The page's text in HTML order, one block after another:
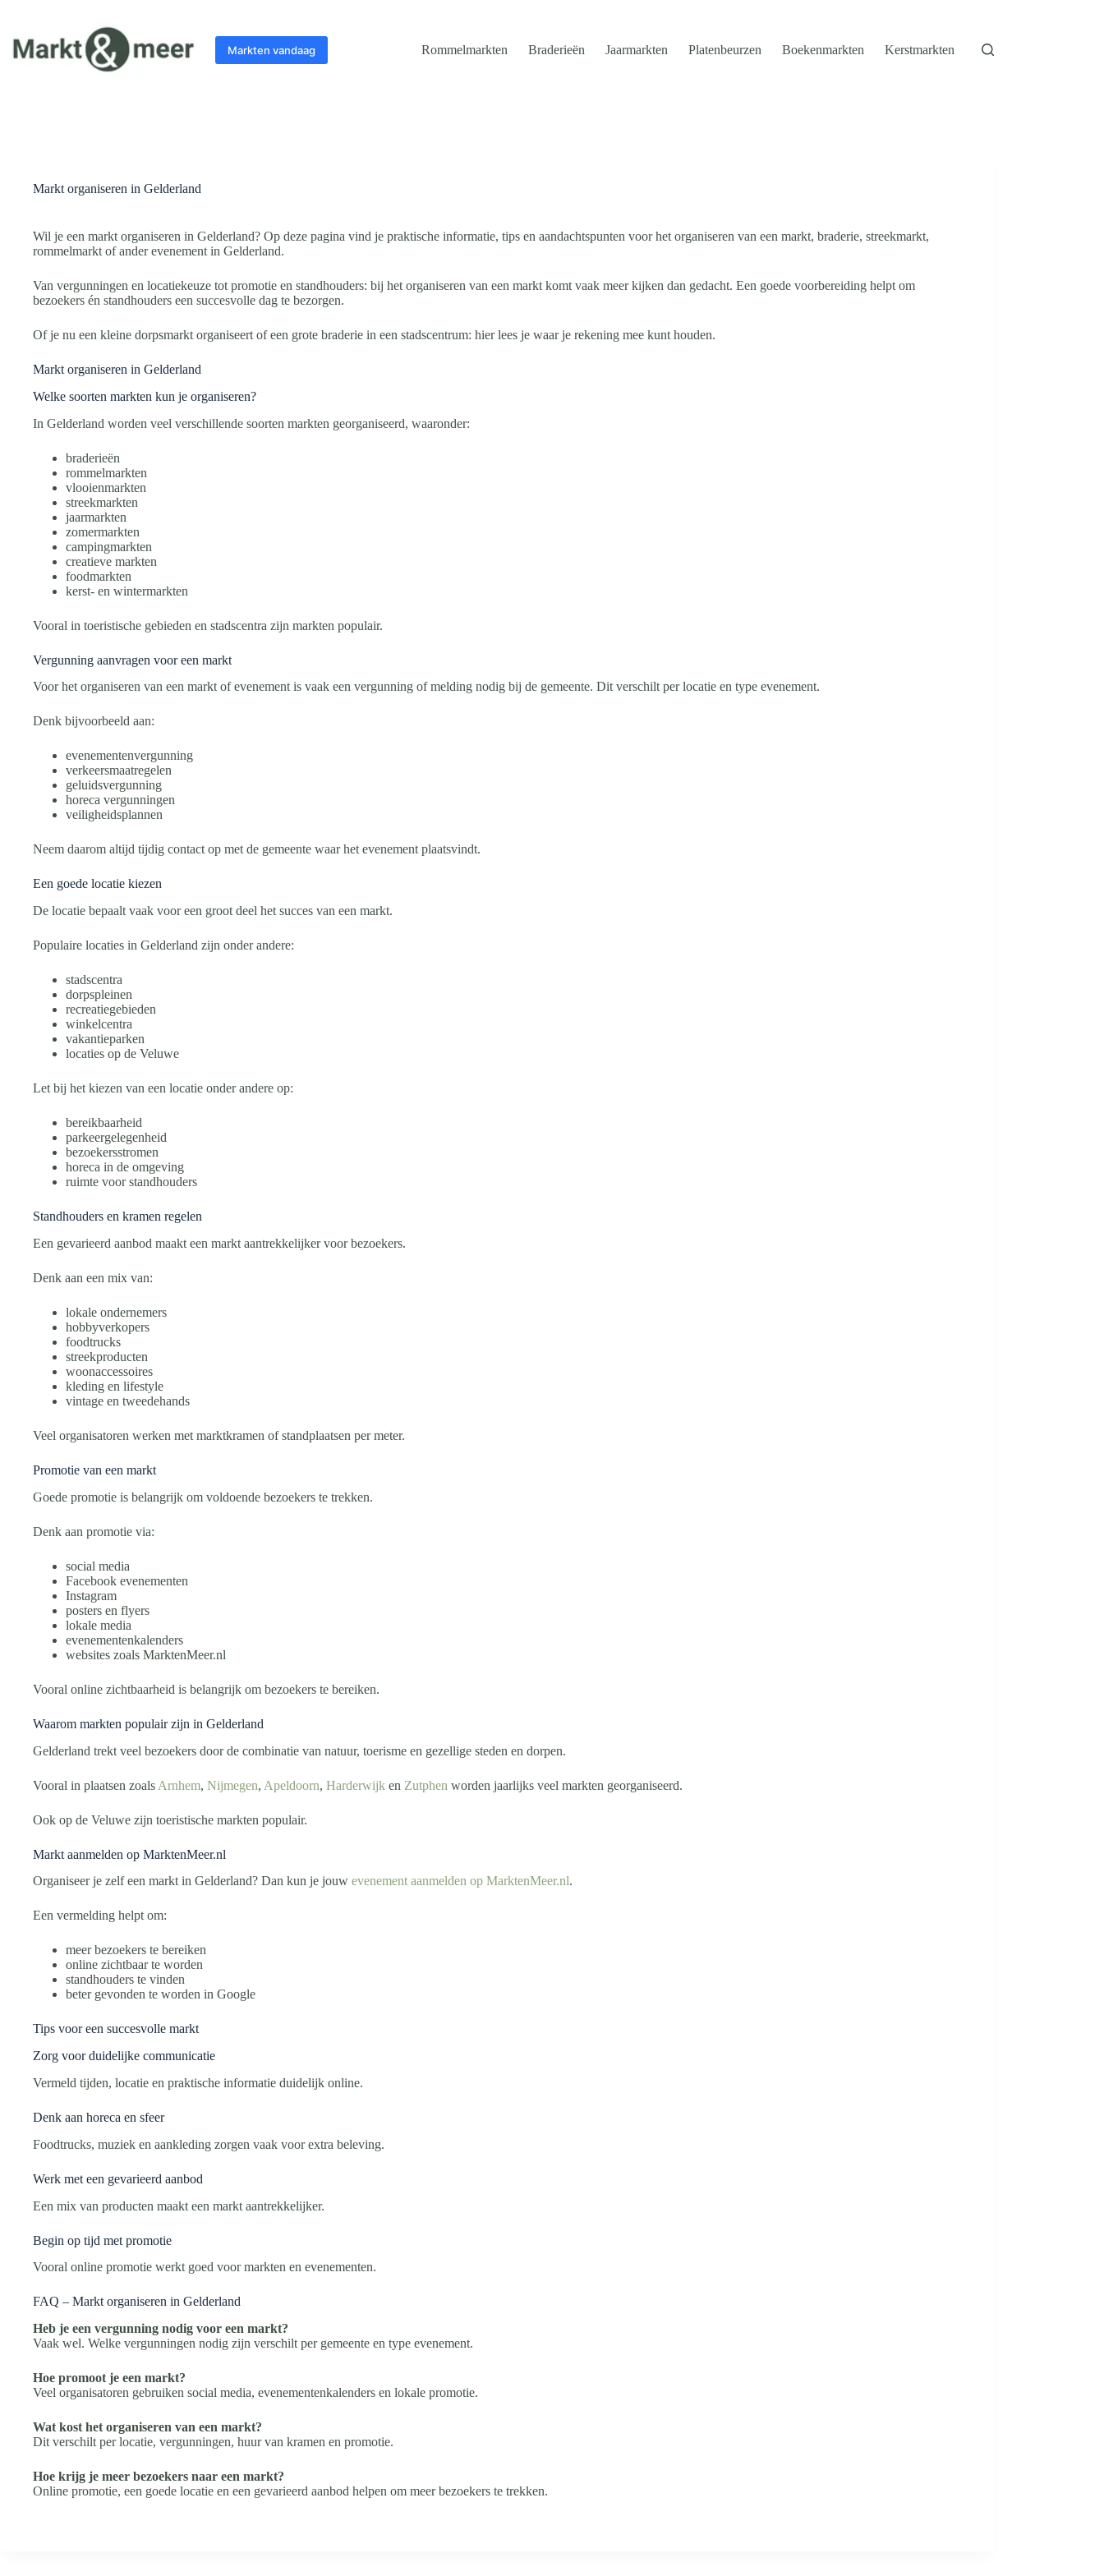
inhoud
Markten vandaag Rommelmarkten Braderieën Jaarmarkten Platenbeurzen Boekenmarkten Kerstmarkten
Markt organiseren in Gelderland
Wil je een markt organiseren in Gelderland? Op deze pagina vind je praktische informatie, tips en aandachtspunten voor het organiseren van een markt, braderie, streekmarkt,
rommelmarkt of ander evenement in Gelderland.
Van vergunningen en locatiekeuze tot promotie en standhouders: bij het organiseren van een markt komt vaak meer kijken dan gedacht. Een goede voorbereiding helpt om
bezoekers én standhouders een succesvolle dag te bezorgen.
Of je nu een kleine dorpsmarkt organiseert of een grote braderie in een stadscentrum: hier lees je waar je rekening mee kunt houden.
Markt organiseren in Gelderland
Welke soorten markten kun je organiseren?
In Gelderland worden veel verschillende soorten markten georganiseerd, waaronder:
braderieën
rommelmarkten
vlooienmarkten
streekmarkten
jaarmarkten
zomermarkten
campingmarkten
creatieve markten
foodmarkten
kerst- en wintermarkten
Vooral in toeristische gebieden en stadscentra zijn markten populair.
Vergunning aanvragen voor een markt
Voor het organiseren van een markt of evenement is vaak een vergunning of melding nodig bij de gemeente. Dit verschilt per locatie en type evenement.
Denk bijvoorbeeld aan:
evenementenvergunning
verkeersmaatregelen
geluidsvergunning
horeca vergunningen
veiligheidsplannen
Neem daarom altijd tijdig contact op met de gemeente waar het evenement plaatsvindt.
Een goede locatie kiezen
De locatie bepaalt vaak voor een groot deel het succes van een markt.
Populaire locaties in Gelderland zijn onder andere:
stadscentra
dorpspleinen
recreatiegebieden
winkelcentra
vakantieparken
locaties op de Veluwe
Let bij het kiezen van een locatie onder andere op:
bereikbaarheid
parkeergelegenheid
bezoekersstromen
horeca in de omgeving
ruimte voor standhouders
Standhouders en kramen regelen
Een gevarieerd aanbod maakt een markt aantrekkelijker voor bezoekers.
Denk aan een mix van:
lokale ondernemers
hobbyverkopers
foodtrucks
streekproducten
woonaccessoires
kleding en lifestyle
vintage en tweedehands
Veel organisatoren werken met marktkramen of standplaatsen per meter.
Promotie van een markt
Goede promotie is belangrijk om voldoende bezoekers te trekken.
Denk aan promotie via:
social media
Facebook evenementen
Instagram
posters en flyers
lokale media
evenementenkalenders
websites zoals MarktenMeer.nl
Vooral online zichtbaarheid is belangrijk om bezoekers te bereiken.
Waarom markten populair zijn in Gelderland
Gelderland trekt veel bezoekers door de combinatie van natuur, toerisme en gezellige steden en dorpen.
Vooral in plaatsen zoals Arnhem, Nijmegen, Apeldoorn, Harderwijk en Zutphen worden jaarlijks veel markten georganiseerd.
Ook op de Veluwe zijn toeristische markten populair.
Markt aanmelden op MarktenMeer.nl
Organiseer je zelf een markt in Gelderland? Dan kun je jouw evenement aanmelden op MarktenMeer.nl.
Een vermelding helpt om:
meer bezoekers te bereiken
online zichtbaar te worden
standhouders te vinden
beter gevonden te worden in Google
Tips voor een succesvolle markt
Zorg voor duidelijke communicatie
Vermeld tijden, locatie en praktische informatie duidelijk online.
Denk aan horeca en sfeer
Foodtrucks, muziek en aankleding zorgen vaak voor extra beleving.
Werk met een gevarieerd aanbod
Een mix van producten maakt een markt aantrekkelijker.
Begin op tijd met promotie
Vooral online promotie werkt goed voor markten en evenementen.
FAQ – Markt organiseren in Gelderland
Heb je een vergunning nodig voor een markt?
Vaak wel. Welke vergunningen nodig zijn verschilt per gemeente en type evenement.
Hoe promoot je een markt?
Veel organisatoren gebruiken social media, evenementenkalenders en lokale promotie.
Wat kost het organiseren van een markt?
Dit verschilt per locatie, vergunningen, huur van kramen en promotie.
Hoe krijg je meer bezoekers naar een markt?
Online promotie, een goede locatie en een gevarieerd aanbod helpen om meer bezoekers te trekken.